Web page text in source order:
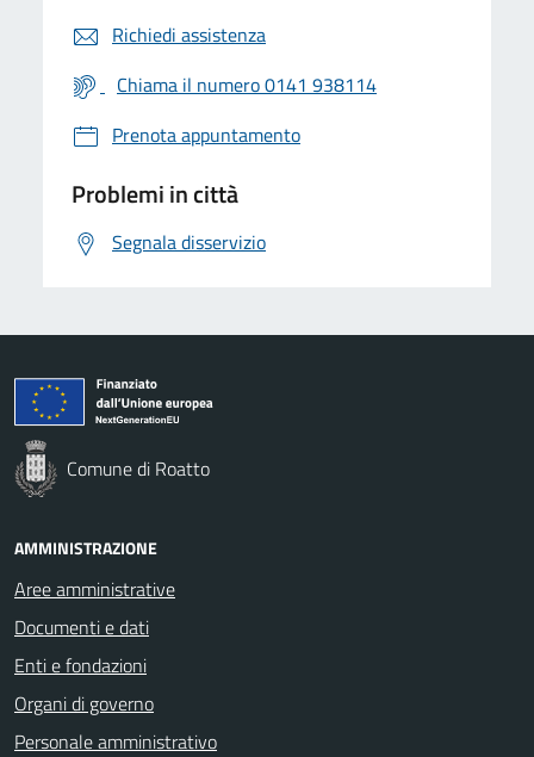
Richiedi assistenza
Chiama il numero 0141 938114
Prenota appuntamento
Problemi in città
Segnala disservizio
Comune di Roatto
AMMINISTRAZIONE
Aree amministrative
Documenti e dati
Enti e fondazioni
Organi di governo
Personale amministrativo